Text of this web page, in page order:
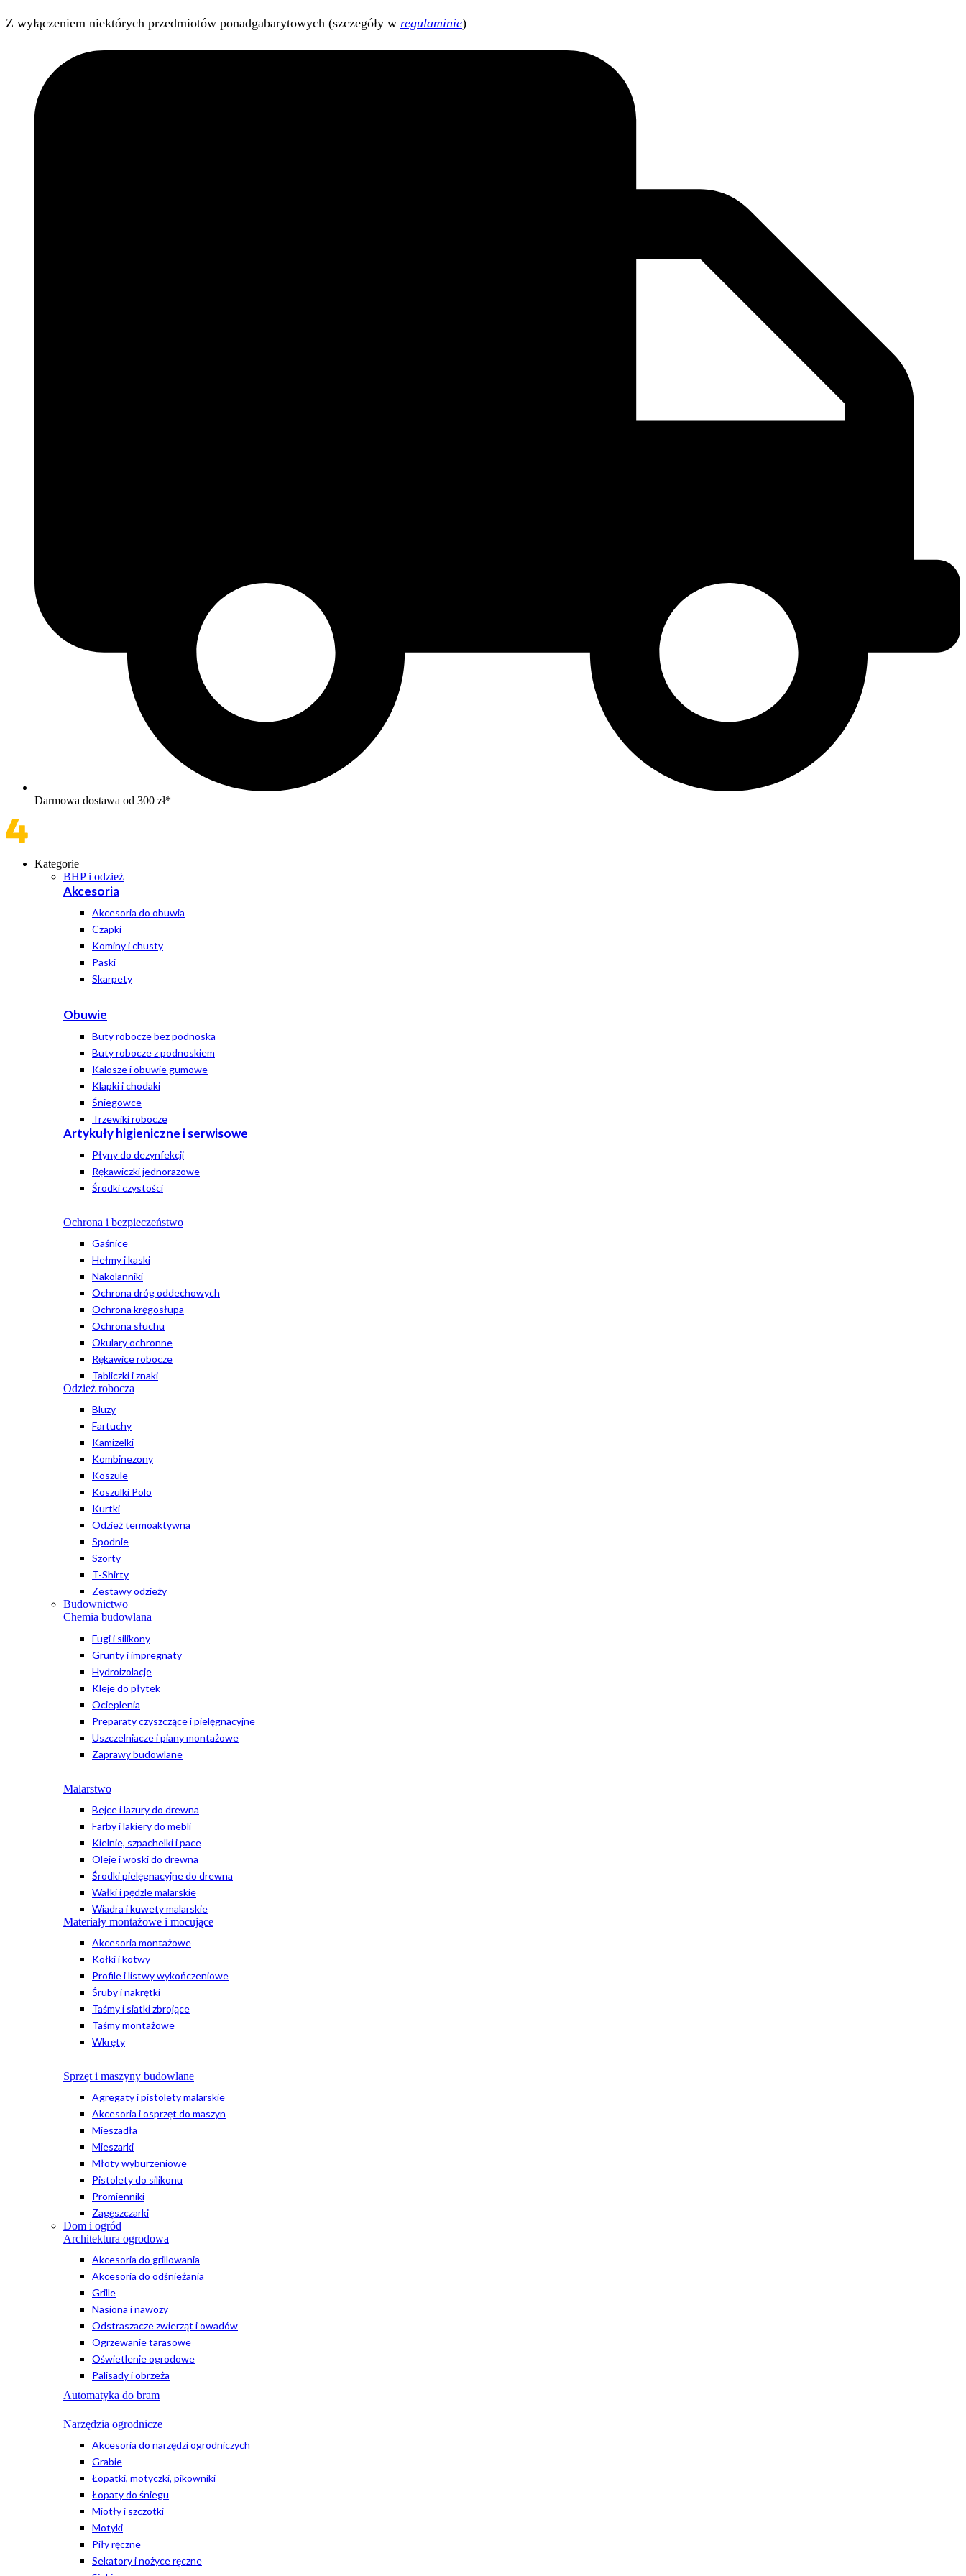
Z wyłączeniem niektórych przedmiotów ponadgabarytowych (szczegóły w regulaminie)
Darmowa dostawa od 300 zł*
Kategorie
BHP i odzież
Akcesoria
Akcesoria do obuwia
Czapki
Kominy i chusty
Paski
Skarpety
Obuwie
Buty robocze bez podnoska
Buty robocze z podnoskiem
Kalosze i obuwie gumowe
Klapki i chodaki
Śniegowce
Trzewiki robocze
Artykuły higieniczne i serwisowe
Płyny do dezynfekcji
Rękawiczki jednorazowe
Środki czystości
Ochrona i bezpieczeństwo
Gaśnice
Hełmy i kaski
Nakolanniki
Ochrona dróg oddechowych
Ochrona kręgosłupa
Ochrona słuchu
Okulary ochronne
Rękawice robocze
Tabliczki i znaki
Odzież robocza
Bluzy
Fartuchy
Kamizelki
Kombinezony
Koszule
Koszulki Polo
Kurtki
Odzież termoaktywna
Spodnie
Szorty
T-Shirty
Zestawy odzieży
Budownictwo
Chemia budowlana
Fugi i silikony
Grunty i impregnaty
Hydroizolacje
Kleje do płytek
Ocieplenia
Preparaty czyszczące i pielęgnacyjne
Uszczelniacze i piany montażowe
Zaprawy budowlane
Malarstwo
Bejce i lazury do drewna
Farby i lakiery do mebli
Kielnie, szpachelki i pace
Oleje i woski do drewna
Środki pielęgnacyjne do drewna
Wałki i pędzle malarskie
Wiadra i kuwety malarskie
Materiały montażowe i mocujące
Akcesoria montażowe
Kołki i kotwy
Profile i listwy wykończeniowe
Śruby i nakrętki
Taśmy i siatki zbrojące
Taśmy montażowe
Wkręty
Sprzęt i maszyny budowlane
Agregaty i pistolety malarskie
Akcesoria i osprzęt do maszyn
Mieszadła
Mieszarki
Młoty wyburzeniowe
Pistolety do silikonu
Promienniki
Zagęszczarki
Dom i ogród
Architektura ogrodowa
Akcesoria do grillowania
Akcesoria do odśnieżania
Grille
Nasiona i nawozy
Odstraszacze zwierząt i owadów
Ogrzewanie tarasowe
Oświetlenie ogrodowe
Palisady i obrzeża
Automatyka do bram
Narzędzia ogrodnicze
Akcesoria do narzędzi ogrodniczych
Grabie
Łopatki, motyczki, pikowniki
Łopaty do śniegu
Miotły i szczotki
Motyki
Piły ręczne
Sekatory i nożyce ręczne